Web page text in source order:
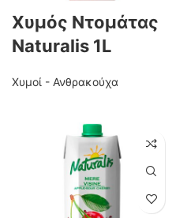
Χυμός Ντομάτας
Naturalis 1L
Χυμοί - Ανθρακούχα